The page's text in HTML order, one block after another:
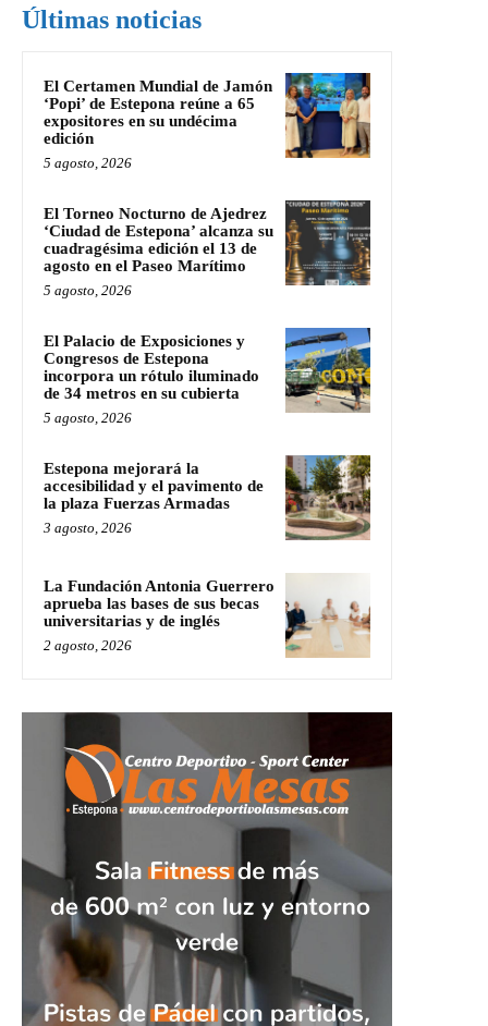
Últimas noticias
El Certamen Mundial de Jamón
‘Popi’ de Estepona reúne a 65
expositores en su undécima
edición
5 agosto, 2026
El Torneo Nocturno de Ajedrez
‘Ciudad de Estepona’ alcanza su
cuadragésima edición el 13 de
agosto en el Paseo Marítimo
5 agosto, 2026
El Palacio de Exposiciones y
Congresos de Estepona
incorpora un rótulo iluminado
de 34 metros en su cubierta
5 agosto, 2026
Estepona mejorará la
accesibilidad y el pavimento de
la plaza Fuerzas Armadas
3 agosto, 2026
La Fundación Antonia Guerrero
aprueba las bases de sus becas
universitarias y de inglés
2 agosto, 2026